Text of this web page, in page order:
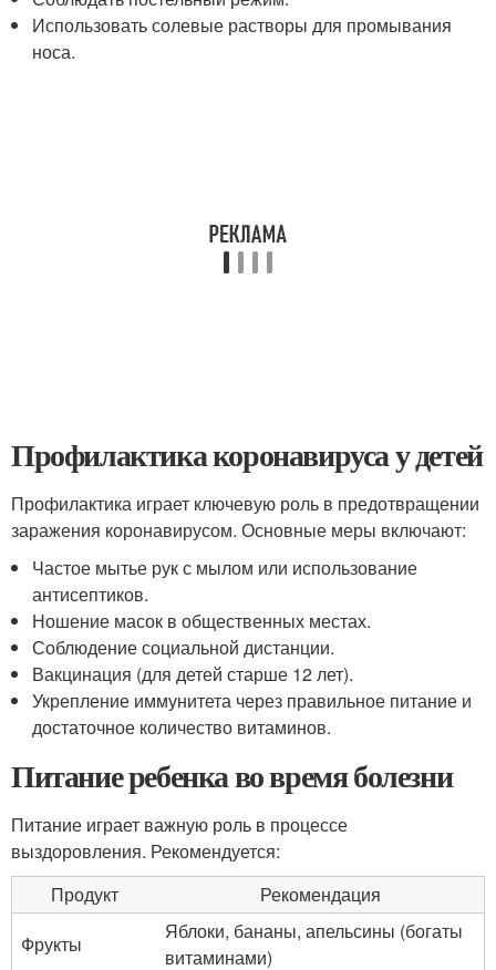
Использовать солевые растворы для промывания
носа.
Профилактика коронавируса у детей
Профилактика играет ключевую роль в предотвращении
заражения коронавирусом. Основные меры включают:
Частое мытье рук с мылом или использование
антисептиков.
Ношение масок в общественных местах.
Соблюдение социальной дистанции.
Вакцинация (для детей старше 12 лет).
Укрепление иммунитета через правильное питание и
достаточное количество витаминов.
Питание ребенка во время болезни
Питание играет важную роль в процессе
выздоровления. Рекомендуется:
Продукт
Рекомендация
Фрукты
Яблоки, бананы, апельсины (богаты
витаминами)